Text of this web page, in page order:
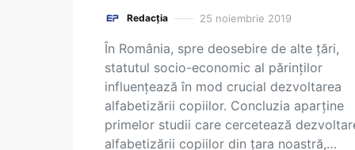
Redacția 25 noiembrie 2019
În România, spre deosebire de alte țări,
statutul socio-economic al părinților
influențează în mod crucial dezvoltarea
alfabetizării copiilor. Concluzia aparține
primelor studii care cercetează
alfabetizării copiilor din țara noastră,…